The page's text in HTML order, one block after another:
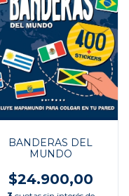
BANDERAS DEL
MUNDO
$24.900,00